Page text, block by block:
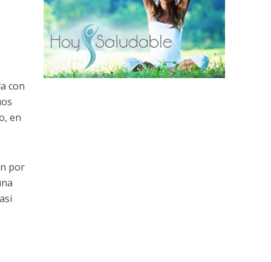
con
en
por